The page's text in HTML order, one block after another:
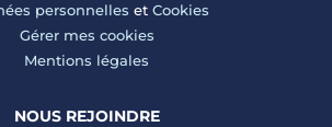
personnelles et Cookies
Gérer mes cookies
Mentions légales
NOUS REJOINDRE